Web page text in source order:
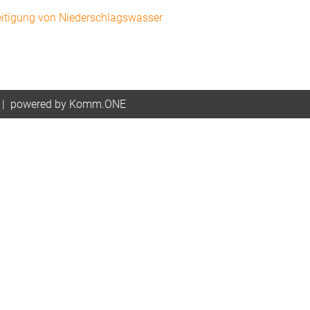
von Niederschlagswasser
| powered by Komm.ONE